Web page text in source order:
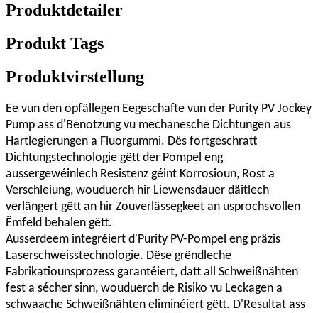
Produktdetailer
Produkt Tags
Produktvirstellung
Ee vun den opfällegen Eegeschafte vun der Purity PV Jockey
Pump ass d'Benotzung vu mechanesche Dichtungen aus
Hartlegierungen a Fluorgummi. Dës fortgeschratt
Dichtungstechnologie gëtt der Pompel eng
aussergewéinlech Resistenz géint Korrosioun, Rost a
Verschleiung, wouduerch hir Liewensdauer däitlech
verlängert gëtt an hir Zouverlässegkeet an usprochsvollen
Ëmfeld behalen gëtt.
Ausserdeem integréiert d'Purity PV-Pompel eng präzis
Laserschweisstechnologie. Dëse grëndleche
Fabrikatiounsprozess garantéiert, datt all Schweißnähten
fest a sécher sinn, wouduerch de Risiko vu Leckagen a
schwaache Schweißnähten eliminéiert gëtt. D'Resultat ass